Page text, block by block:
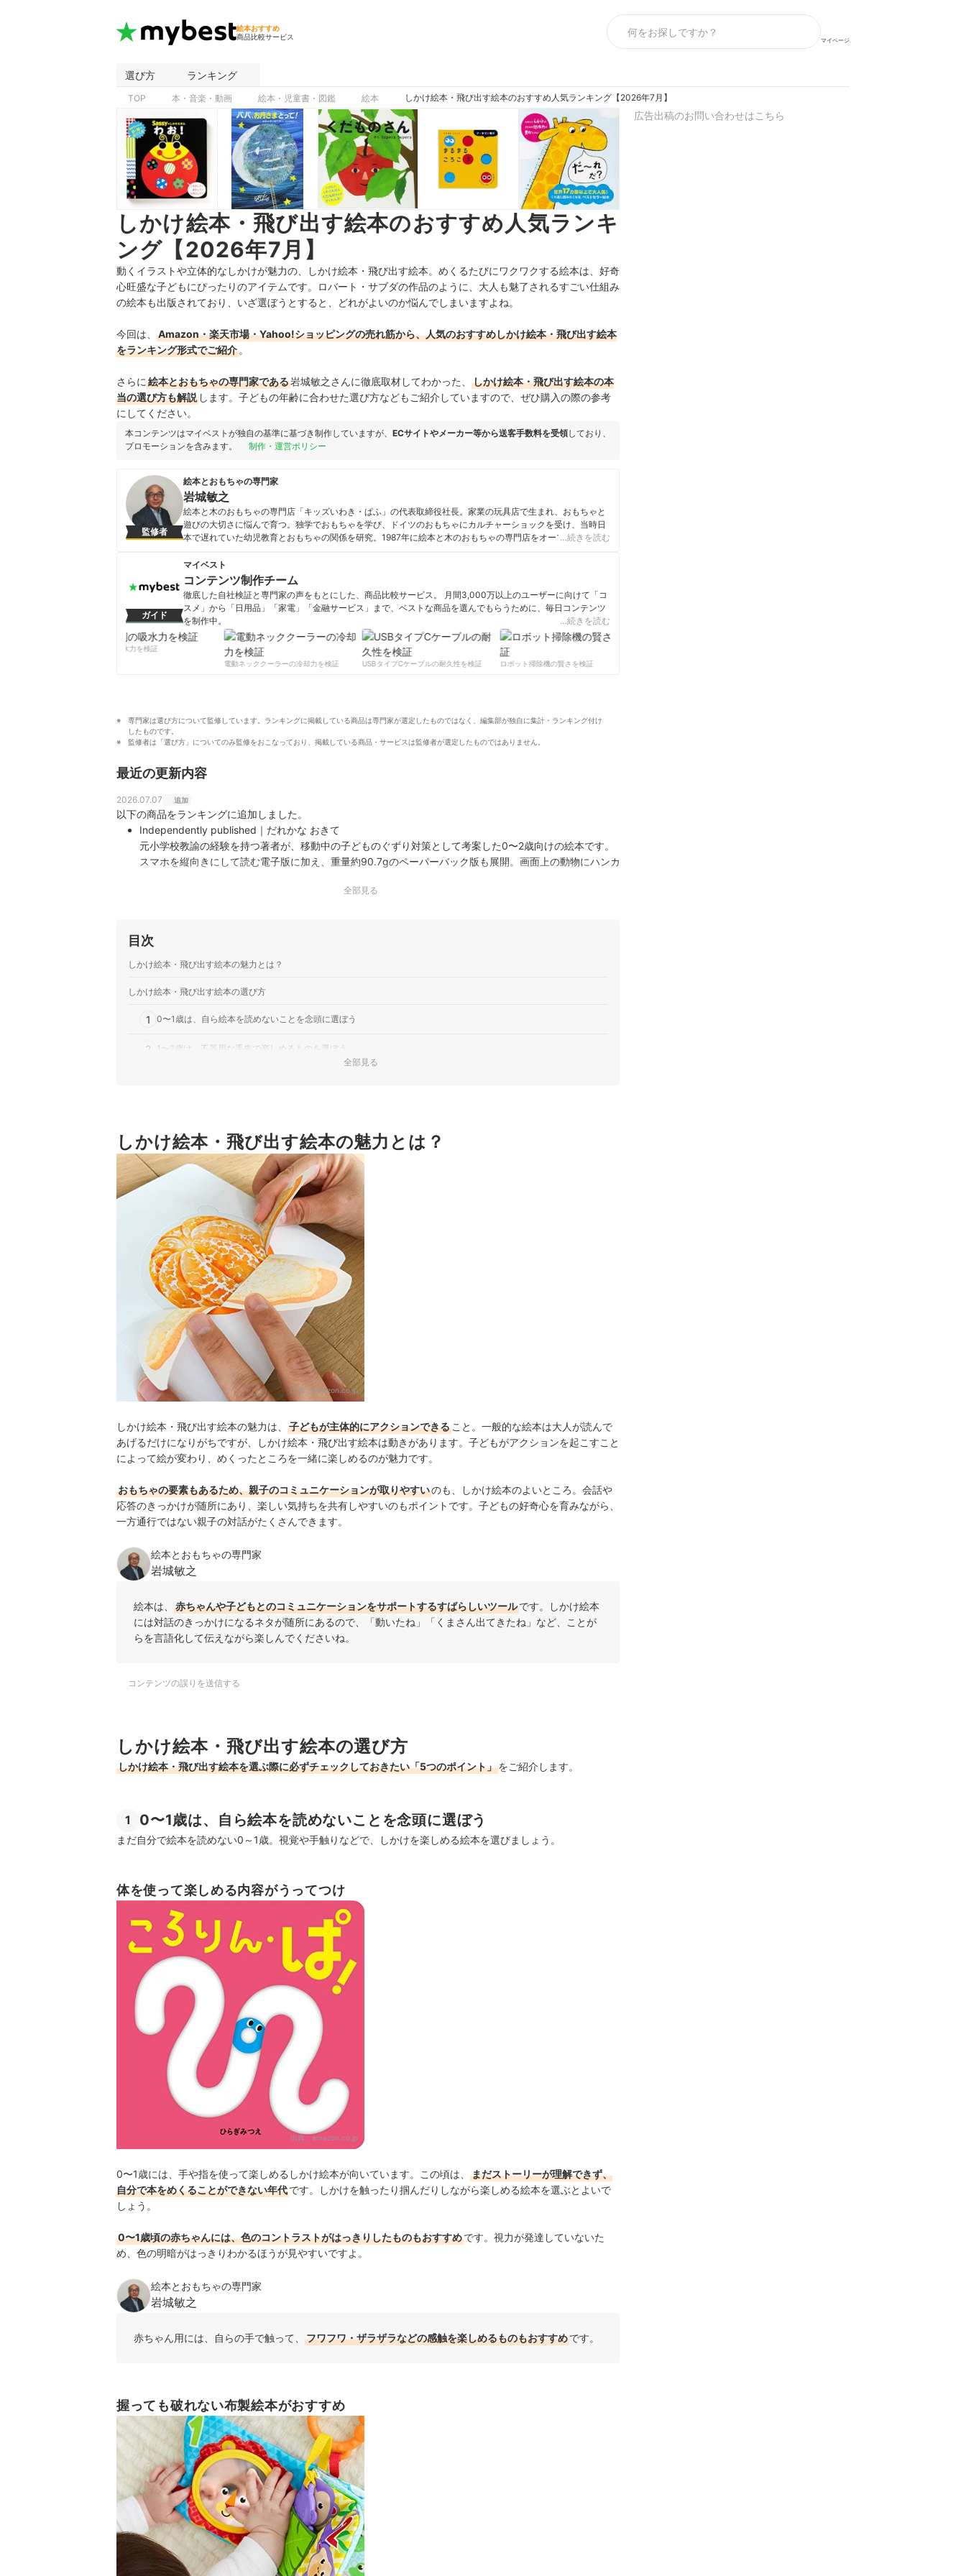
絵本おすすめ
商品比較サービス
マイページ
選び方 ランキング
TOP 本・音楽・動画 絵本・児童書・図鑑 絵本 しかけ絵本・飛び出す絵本のおすすめ人気ランキング【2026年7月】
しかけ絵本・飛び出す絵本のおすすめ人気ランキ
ング【2026年7月】
動くイラストや立体的なしかけが魅力の、しかけ絵本・飛び出す絵本。めくるたびにワクワクする絵本は、好奇
心旺盛な子どもにぴったりのアイテムです。ロバート・サブダの作品のように、大人も魅了されるすごい仕組み
の絵本も出版されており、いざ選ぼうとすると、どれがよいのか悩んでしまいますよね。
今回は、
Amazon・楽天市場・Yahoo!ショッピングの売れ筋から、人気のおすすめしかけ絵本・飛び出す絵本
をランキング形式でご紹介 。
さらに 絵本とおもちゃの専門家である岩城敏之さんに徹底取材してわかった、
しかけ絵本・飛び出す絵本の本
当の選び方も解説 します。子どもの年齢に合わせた選び方などもご紹介していますので、ぜひ購入の際の参考
にしてください。
本コンテンツはマイベストが独自の基準に基づき制作していますが、 ECサイトやメーカー等から送客手数料を受領しており、
プロモーションを含みます。
制作・運営ポリシー
監修者
絵本とおもちゃの専門家
岩城敏之
絵本と木のおもちゃの専門店「キッズいわき・ぱふ」の代表取締役社長。家業の玩具店で生まれ、おもちゃと
遊びの大切さに悩んで育つ。独学でおもちゃを学び、ドイツのおもちゃにカルチャーショックを受け、当時日
本で遅れていた幼児教育とおもちゃの関係を研究。1987年に絵本と木のおもちゃの専門店をオープンする。楽
て、年間300回ほど講演活動を行っている。主な著書に『かしこいおもちゃの与え方』（三学出版）『赤ちゃ
んのおもちゃ』（三学出版）『笑って学ぶ子育てのコツ』（三学出版）「絵本・お話・わらべ歌」（アスラン
書房）など11冊、『メチャクサ』（アスラン書房）など10冊以上の絵本の翻訳を担当している。
岩城敏之のプロフィール
…続きを読む
ガイド
マイベスト
コンテンツ制作チーム
徹底した自社検証と専門家の声をもとにした、商品比較サービス。 月間3,000万以上のユーザーに向けて「コ
スメ」から「日用品」「家電」「金融サービス」まで、ベストな商品を選んでもらうために、毎日コンテンツ
を制作中。
コンテンツ制作チームのプロフィール
…続きを読む
柔軟剤の吸水力を検証
電動ネッククーラーの冷却力を検証
USBタイプCケーブルの耐久性を検証 ロボット掃除機の賢さを検証
専門家は選び方について監修しています。ランキングに掲載している商品は専門家が選定したものではなく、編集部が独自に集計・ランキング付け
したものです。
監修者は「選び方」についてのみ監修をおこなっており、掲載している商品・サービスは監修者が選定したものではありません。
最近の更新内容
2026.07.07 追加
以下の商品をランキングに追加しました。
Independently published｜だれかな おきて
元小学校教諭の経験を持つ著者が、移動中の子どものぐずり対策として考案した0〜2歳向けの絵本です。
スマホを縦向きにして読む電子版に加え、重量約90.7gのペーパーバック版も展開。画面上の動物にハンカ
ページに凝縮。180万部を突破した人気シリーズ初となる本作…
全部見る
目次
しかけ絵本・飛び出す絵本の魅力とは？
しかけ絵本・飛び出す絵本の選び方
1 0〜1歳は、自ら絵本を読めないことを念頭に選ぼう
2 1〜2歳は、不器用な手先で楽しめるものを選ぼう
5 大人が楽しむなら繊細で見応えのあるアートのような作品がおすすめ
しかけ絵本・飛び出す絵本全62商品おすすめ人気ランキング
しかけ絵本・飛び出す絵本は自分で作れる？
子どもと一緒にたくさん絵本を楽しもう！
しかけ絵本・飛び出す絵本の売れ筋ランキングもチェック！
全部見る
しかけ絵本・飛び出す絵本の魅力とは？
出典： amazon.co.jp
しかけ絵本・飛び出す絵本の魅力は、 子どもが主体的にアクションできること。一般的な絵本は大人が読んで
あげるだけになりがちですが、しかけ絵本・飛び出す絵本は動きがあります。子どもがアクションを起こすこと
によって絵が変わり、めくったところを一緒に楽しめるのが魅力です。
おもちゃの要素もあるため、親子のコミュニケーションが取りやすいのも、しかけ絵本のよいところ。会話や
応答のきっかけが随所にあり、楽しい気持ちを共有しやすいのもポイントです。子どもの好奇心を育みながら、
一方通行ではない親子の対話がたくさんできます。
絵本とおもちゃの専門家
岩城敏之
絵本は、 赤ちゃんや子どもとのコミュニケーションをサポートするすばらしいツールです。しかけ絵本
には対話のきっかけになるネタが随所にあるので、「動いたね」「くまさん出てきたね」など、ことが
らを言語化して伝えながら楽しんでくださいね。
コンテンツの誤りを送信する
しかけ絵本・飛び出す絵本の選び方
しかけ絵本・飛び出す絵本を選ぶ際に必ずチェックしておきたい「5つのポイント」をご紹介します。
1 0〜1歳は、自ら絵本を読めないことを念頭に選ぼう
まだ自分で絵本を読めない0～1歳。視覚や手触りなどで、しかけを楽しめる絵本を選びましょう。
体を使って楽しめる内容がうってつけ
出典：amazon.co.jp
0〜1歳には、手や指を使って楽しめるしかけ絵本が向いています。この頃は、
まだストーリーが理解できず、
自分で本をめくることができない年代です。しかけを触ったり掴んだりしながら楽しめる絵本を選ぶとよいで
しょう。
0〜1歳頃の赤ちゃんには、色のコントラストがはっきりしたものもおすすめです。視力が発達していないた
め、色の明暗がはっきりわかるほうが見やすいですよ。
絵本とおもちゃの専門家
岩城敏之
赤ちゃん用には、自らの手で触って、 フワフワ・ザラザラなどの感触を楽しめるものもおすすめです。
握っても破れない布製絵本がおすすめ
広告出稿のお問い合わせはこちら